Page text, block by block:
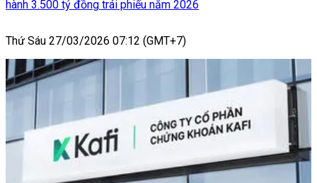
hành 3.500 tỷ đồng trái phiếu năm 2026
Thứ Sáu 27/03/2026 07:12 (GMT+7)